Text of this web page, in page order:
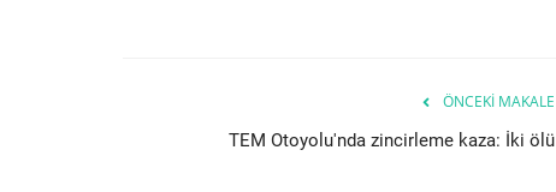
ÖNCEKI MAKALE
TEM Otoyolu'nda zincirleme kaza: İki ölü